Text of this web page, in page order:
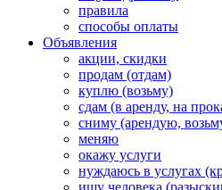
правила
способы оплаты
Объявления
акции, скидки
продам (отдам)
куплю (возьму)
сдам (в аренду, на
сниму (арендую,
меняю
окажу услуги
нуждаюсь в услугах
ищу человека